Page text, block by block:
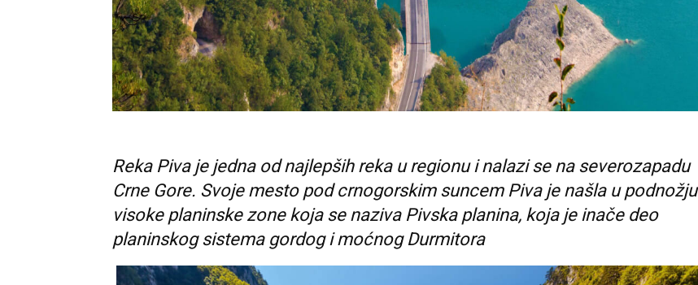
Reka Piva je jedna od najlepših reka u regionu i nalazi se na severozapadu
Crne Gore. Svoje mesto pod crnogorskim suncem Piva je našla u podnožju
visoke planinske zone koja se naziva Pivska planina, koja je inače deo
planinskog sistema gordog i moćnog Durmitora